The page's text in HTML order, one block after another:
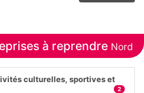
à reprendre Nord
culturelles, sportives et
2